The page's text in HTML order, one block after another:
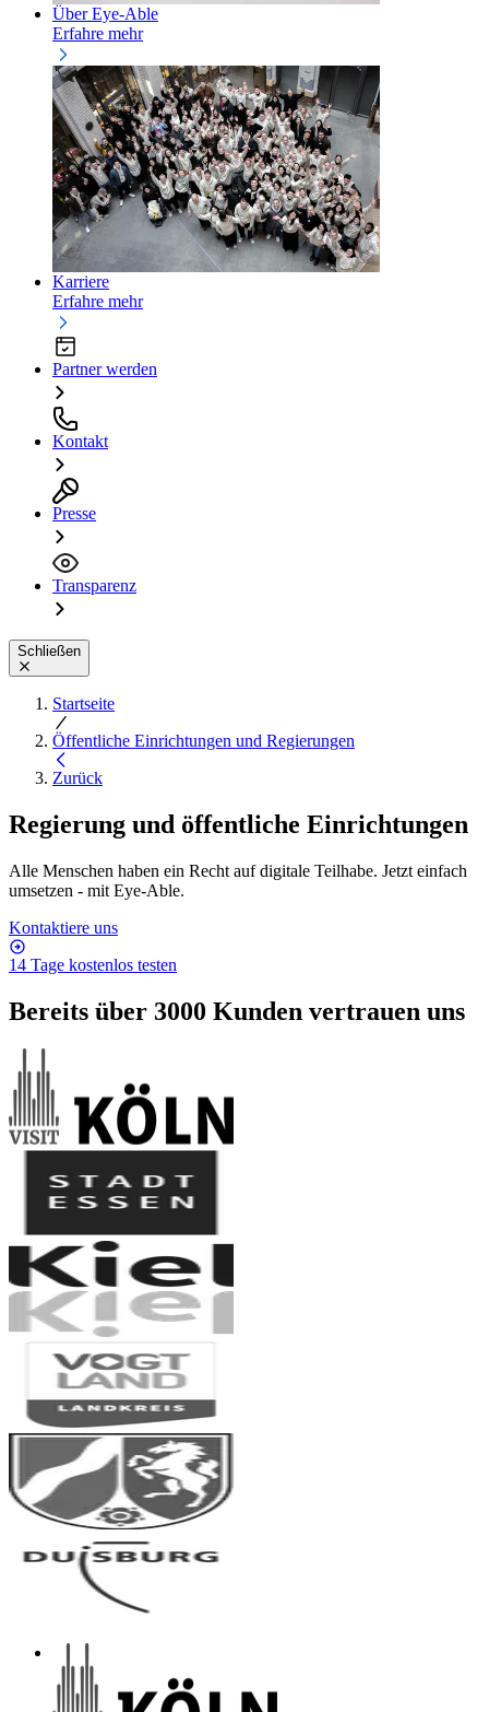
Über Eye-Able
Erfahre mehr
Karriere
Erfahre mehr
Partner werden
Kontakt
Presse
Transparenz
Schließen
Startseite
Öffentliche Einrichtungen und Regierungen
Zurück
Regierung und öffentliche Einrichtungen
Alle Menschen haben ein Recht auf digitale Teilhabe. Jetzt einfach
umsetzen - mit Eye-Able.
Kontaktiere uns
14 Tage kostenlos testen
Bereits über 3000 Kunden vertrauen uns